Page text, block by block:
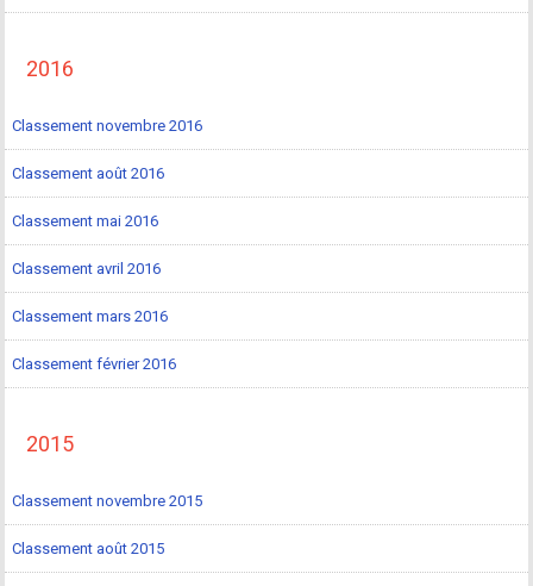
2016
Classement novembre 2016
Classement août 2016
Classement mai 2016
Classement avril 2016
Classement mars 2016
Classement février 2016
2015
Classement novembre 2015
Classement août 2015